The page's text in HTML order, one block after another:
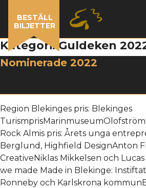
BESTÄLL
BILJETTER
Kategori: Guldeken
Nominerade 2022
Region Blekinges pris: Blekinges
Rock Almis pris: Årets unga
Berglund, Highfield DesignAnton
CreativeNiklas Mikkelsen och
we made Made in Blekinge:
Ronneby och Karlskrona